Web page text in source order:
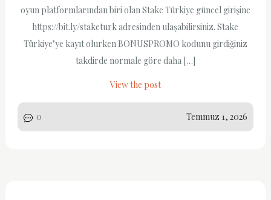
oyun platformlarından biri olan Stake Türkiye güncel girişine
https://bit.ly/staketurk adresinden ulaşabilirsiniz. Stake
Türkiye’ye kayıt olurken BONUSPROMO kodunu girdiğiniz
takdirde normale göre daha […]
View the post
0 Temmuz 1, 2026